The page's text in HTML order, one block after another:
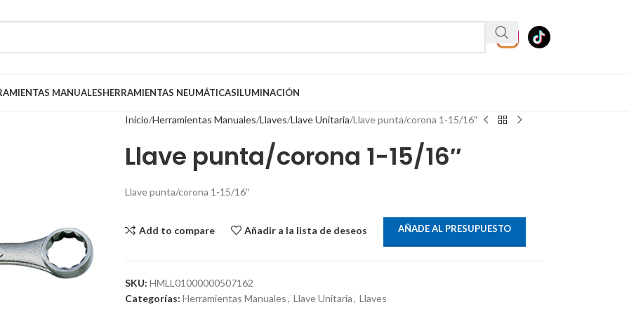
MANUALESHERRAMIENTAS NEUMÁTICASILUMINACIÓN
Inicio Herramientas Manuales Llaves Llave Unitaria Llave punta/corona 1-15/16″
Llave punta/corona 1-15/16″
Llave punta/corona 1-15/16″
Add to compare Añadir a la lista de deseos AÑADE AL PRESUPUESTO
SKU: HMLL01000000507162
Categorías: Herramientas Manuales, Llave Unitaria, Llaves